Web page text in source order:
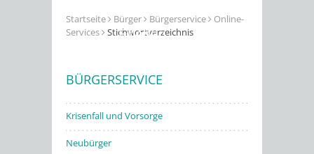
Erleben
Startseite Bürger Bürgerservice
Online-
Services
Stichwortverzeichnis
BÜRGERSERVICE
Krisenfall und Vorsorge
Neubürger